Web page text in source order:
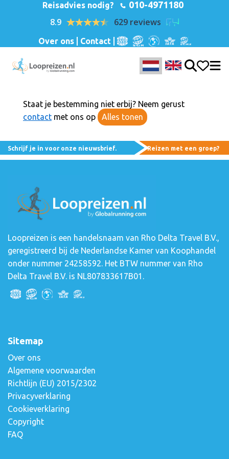
Reisadvies nodig? 010-4971180
8.9 629 reviews
Over ons Contact
Staat je bestemming niet erbij? Neem gerust
contact met ons op Alles tonen
Schrijf je in voor onze nieuwsbrief. Reizen met een groep?
Loopreizen is een handelsnaam van Rho Delta Travel B.V.,
geregistreerd bij de Nederlandse Kamer van Koophandel
onder nummer 24258592. Het BTW nummer van Rho
Delta Travel B.V. is NL807833617B01.
Sitemap
Over ons
Algemene voorwaarden
Richtlijn (EU) 2015/2302
Privacyverklaring
Cookieverklaring
Copyright
FAQ